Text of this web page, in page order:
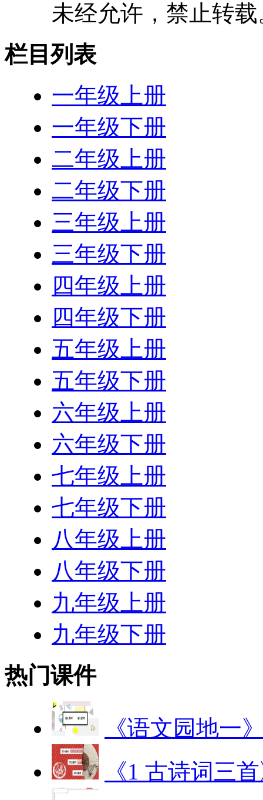
未经允许，禁止转载
栏目列表
一年级上册
一年级下册
二年级上册
二年级下册
三年级上册
三年级下册
四年级上册
四年级下册
五年级上册
五年级下册
六年级上册
六年级下册
七年级上册
七年级下册
八年级上册
八年级下册
九年级上册
九年级下册
热门课件
《语文园地一
《1 古诗词三